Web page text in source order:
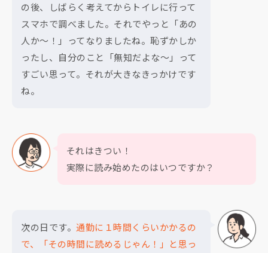
の後、しばらく考えてからトイレに行って
スマホで調べました。それでやっと「あの
人か～！」ってなりましたね。恥ずかしか
ったし、自分のこと「無知だよな～」って
すごい思って。それが大きなきっかけです
ね。
それはきつい！
実際に読み始めたのはいつですか？
次の日です。通勤に１時間くらいかかるの
で、「その時間に読めるじゃん！」と思っ